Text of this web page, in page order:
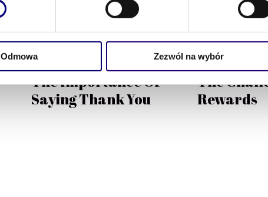
Odmowa Zezwól na wybór
7 WRZEŚNIA, 2019 ROBERT RYBAK
The Importance Of
Saying Thank You
6 WRZEŚNIA, 2019
The
Rewards